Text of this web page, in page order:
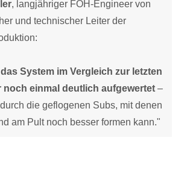
, langjähriger FOH-Engineer von
und technischer Leiter der
System im Vergleich zur letzten
noch einmal deutlich aufgewertet –
die geflogenen Subs, mit denen
am Pult noch besser formen kann."